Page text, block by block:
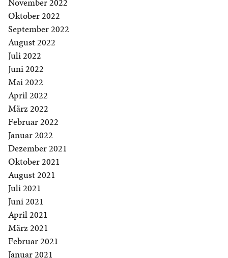
Oktober 2022
September 2022
August 2022
Juli 2022
Juni 2022
Mai 2022
April 2022
März 2022
Februar 2022
Januar 2022
Dezember 2021
Oktober 2021
August 2021
Juli 2021
Juni 2021
April 2021
März 2021
Februar 2021
Januar 2021